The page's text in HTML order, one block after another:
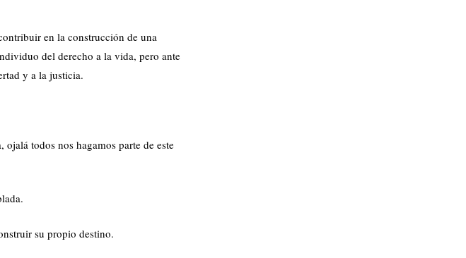
en la construcción de una
del derecho a la vida, pero ante
y a la justicia.
todos nos hagamos parte de este
su propio destino.